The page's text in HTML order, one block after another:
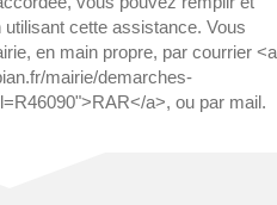
cette assistance. Vous
en main propre, par courrier <a
mairie/demarches-
a>, ou par mail.